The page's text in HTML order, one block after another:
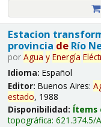
Estacion
provincia deRío
por Agua y Energía
Idioma: Español
Editor: Buenos Aires:
estado, 1988
Disponibilidad: Ítems
topográfica: 621.374.5/